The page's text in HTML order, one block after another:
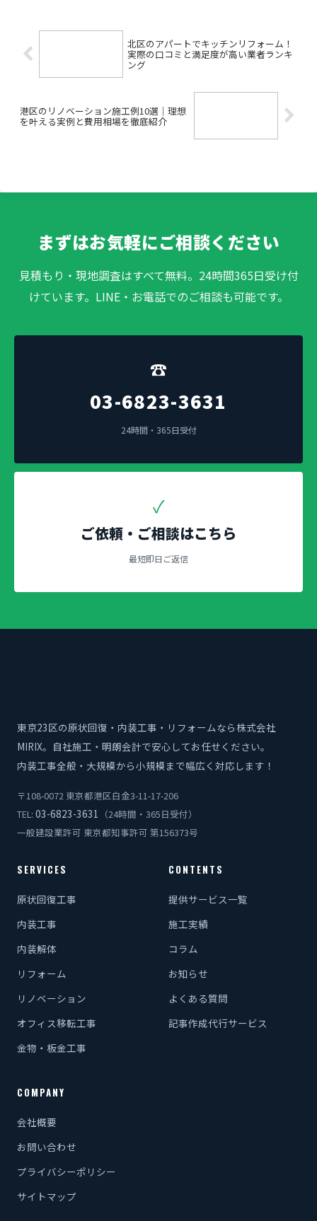
北区のアパートでキッチンリフォーム！
実際の口コミと満足度が高い業者ランキ
ング
港区のリノベーション施工例10選｜理想
を叶える実例と費用相場を徹底紹介
まずはお気軽にご相談ください
見積もり・現地調査はすべて無料。24時間365日受け付
けています。LINE・お電話でのご相談も可能です。
☎
03-6823-3631
24時間・365日受付
✓
ご依頼・ご相談はこちら
最短即日ご返信
東京23区の原状回復・内装工事・リフォームなら株式会社
MIRIX。自社施工・明朗会計で安心してお任せください。
内装工事全般・大規模から小規模まで幅広く対応します！
〒108-0072 東京都港区白金3-11-17-206
TEL: 03-6823-3631 （24時間・365日受付）
一般建設業許可 東京都知事許可 第156373号
SERVICES
原状回復工事
内装工事
内装解体
リフォーム
リノベーション
オフィス移転工事
金物・板金工事
CONTENTS
提供サービス一覧
施工実績
コラム
お知らせ
よくある質問
記事作成代行サービス
COMPANY
会社概要
お問い合わせ
プライバシーポリシー
サイトマップ